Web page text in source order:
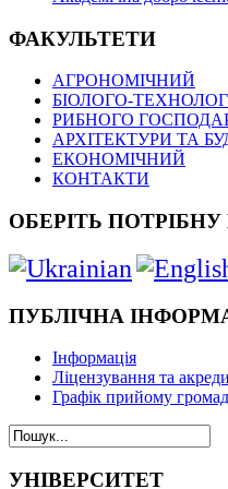
ФАКУЛЬТЕТИ
АГРОНОМІЧНИЙ
БІОЛОГО-
РИБНОГО
АРХІТЕКТУРИ ТА
ЕКОНОМІЧНИЙ
КОНТАКТИ
ОБЕРІТЬ
ПУБЛІЧНА
Інформація
Ліцензування та
Графік прийому
УНІВЕРСИТЕТ